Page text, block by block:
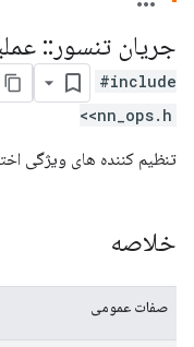
جریان تنسور ::
#include
<nn_ops.h>
تنظیم کننده های ویژگی
خلاصه
صفات عمومی